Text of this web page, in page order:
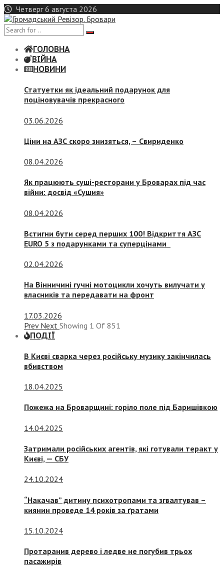
Skip
to
content
Четверг 6 августа 2026
ГОЛОВНА
ВІЙНА
НОВИНИ
Статуетки як ідеальний подарунок для
поціновувачів прекрасного
03.06.2026
Ціни на АЗС скоро знизяться, – Свириденко
08.04.2026
Як працюють суші-ресторани у Броварах під час
війни: досвід «Сушия»
08.04.2026
Встигни бути серед перших 100! Відкриття АЗС
EURO 5 з подарунками та суперцінами
02.04.2026
На Вінничині гучні мотоцикли хочуть вилучати у
власників та передавати на фронт
17.03.2026
Prev Next Showing 1 Of 851
ПОДІЇ
В Києві сварка через російську музику закінчилась
вбивством
18.04.2025
Пожежа на Броварщині: горіло поле під Баришівкою
14.04.2025
Затримали російських агентів, які готували теракт у
Києві, — СБУ
24.10.2024
“Накачав” дитину психотропами та згвалтував –
киянин проведе 14 років за ґратами
15.10.2024
Протаранив дерево і ледве не погубив трьох
пасажирів